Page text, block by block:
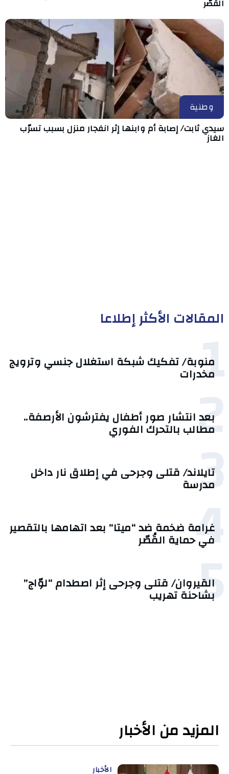
القُصّر
وطنية
سيدي ثابت/ إصابة أم وابنها إثر انفجار منزل بسبب تسرّب
الغاز
المقالات الأكثر إطلاعا
1
منوبة/ تفكيك شبكة استغلال جنسي وترويج
مخدرات
2
بعد انتشار صور أطفال يفترشون الأرصفة..
مطالب بالتحرك الفوري
3
تايلاند/ قتلى وجرحى في إطلاق نار داخل
مدرسة
4
غرامة ضخمة ضد “ميتا” بعد اتهامها بالتقصير
في حماية القُصّر
5
القيروان/ قتلى وجرحى إثر اصطدام “لوّاج”
بشاحنة تهريب
المزيد من الأخبار
الأخبار